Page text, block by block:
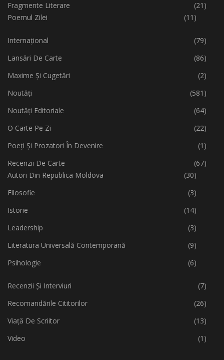
Fragmente Literare
(21)
Poemul Zilei
(11)
Internațional
(79)
Lansări De Carte
(86)
Maxime Și Cugetări
(2)
Noutăți
(581)
Noutăți Editoriale
(64)
O Carte Pe Zi
(22)
Poeți Și Prozatori În Devenire
(1)
Recenzii De Carte
(67)
Autori Din Republica Moldova
(30)
Filosofie
(3)
Istorie
(14)
Leadership
(3)
Literatura Universală Contemporană
(9)
Psihologie
(6)
Recenzii Și Interviuri
(7)
Recomandările Cititorilor
(26)
Viață De Scriitor
(13)
Video
(1)